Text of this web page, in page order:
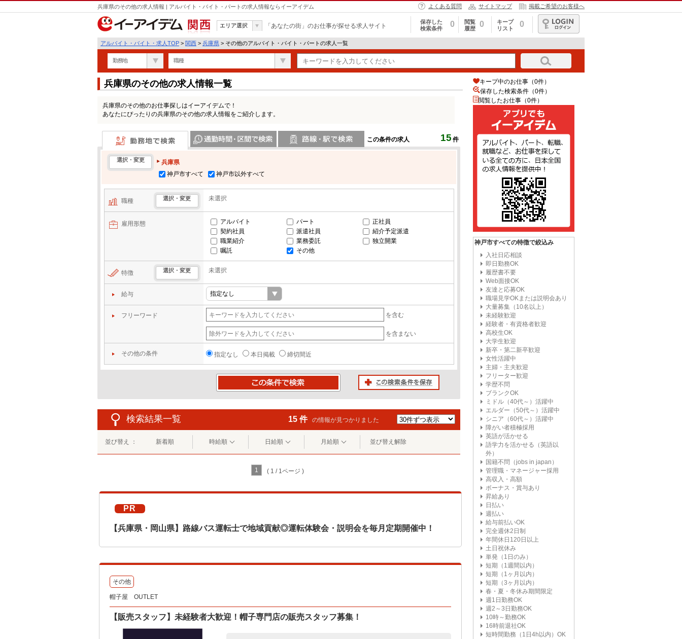
兵庫県のその他の求人情報 | アルバイト・バイト・パートの求人情報ならイーアイデム よくある質問 サイトマップ 掲載ご希望のお客様へ
関西
エリア選択 「あなたの街」のお仕事が探せる求人サイト
保存した
検索条件
0
閲覧
履歴
0
キープ
リスト
0
ログイン
アルバイト・バイト・求人TOP > 関西 > 兵庫県 > その他のアルバイト・バイト・パートの求人一覧
勤務地 職種
兵庫県のその他の求人情報一覧
兵庫県のその他のお仕事探しはイーアイデムで！
あなたにぴったりの兵庫県のその他の求人情報をご紹介します。
この条件の求人 15 件
勤務地で検索
選択・変更
兵庫県
神戸市すべて
神戸市以外すべて
職種 選択・変更 未選択
雇用形態 アルバイト パート
正社員
契約社員
派遣社員
紹介予定派遣
職業紹介
業務委託
独立開業
嘱託
その他
特徴 選択・変更 未選択
給与
フリーワード を含む
を含まない
その他の条件 指定なし 本日掲載 締切間近
検索結果一覧 15 件 の情報が見つかりました
並び替え ： 新着順 時給順 日給順 月給順 並び替え解除
1 ( 1 / 1ページ )
PR
【兵庫県・岡山県】路線バス運転士で地域貢献◎運転体験会・説明会を毎月定期開催中！
その他
帽子屋 OUTLET
【販売スタッフ】未経験者大歓迎！帽子専門店の販売スタッフ募集！
キープ中のお仕事（0件）
保存した検索条件（0件）
閲覧したお仕事（0件）
神戸市すべての特徴で絞込み
入社日応相談
即日勤務OK
履歴書不要
Web面接OK
友達と応募OK
職場見学OKまたは説明会あり
大量募集（10名以上）
未経験歓迎
経験者・有資格者歓迎
高校生OK
大学生歓迎
新卒・第二新卒歓迎
女性活躍中
主婦・主夫歓迎
フリーター歓迎
学歴不問
ブランクOK
ミドル（40代～）活躍中
エルダー（50代～）活躍中
シニア（60代～）活躍中
障がい者積極採用
英語が活かせる
語学力を活かせる（英語以
外）
国籍不問（jobs in japan）
管理職・マネージャー採用
高収入・高額
ボーナス・賞与あり
昇給あり
日払い
週払い
給与前払いOK
完全週休2日制
年間休日120日以上
土日祝休み
単発（1日のみ）
短期（1週間以内）
短期（1ヶ月以内）
短期（3ヶ月以内）
春・夏・冬休み期間限定
週1日勤務OK
週2～3日勤務OK
10時～勤務OK
16時前退社OK
短時間勤務（1日4h以内）OK